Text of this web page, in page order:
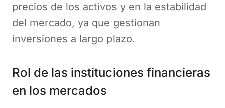
precios de los activos y en la estabilidad
del mercado, ya que gestionan
inversiones a largo plazo.
Rol de las instituciones financieras
en los mercados